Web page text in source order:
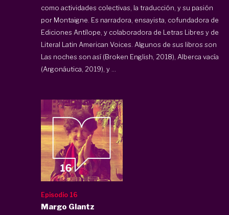
como actividades colectivas, la traducción, y su pasión
por Montaigne. Es narradora, ensayista, cofundadora de
Ediciones Antílope, y colaboradora de Letras Libres y de
Literal Latin American Voices. Algunos de sus libros son
Las noches son así (Broken English, 2018), Alberca vacía
(Argonáutica, 2019), y ...
Episodio 16
Margo Glantz